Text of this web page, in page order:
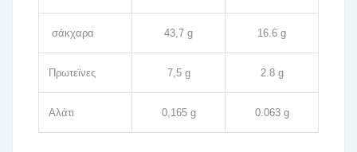
σάκχαρα 43,7 g 16.6 g
Πρωτεϊνες 7,5 g 2.8 g
Αλάτι 0,165 g 0.063 g